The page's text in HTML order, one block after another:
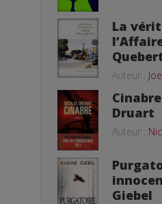
La
Auteur :
Druart
Auteur :
Giebel